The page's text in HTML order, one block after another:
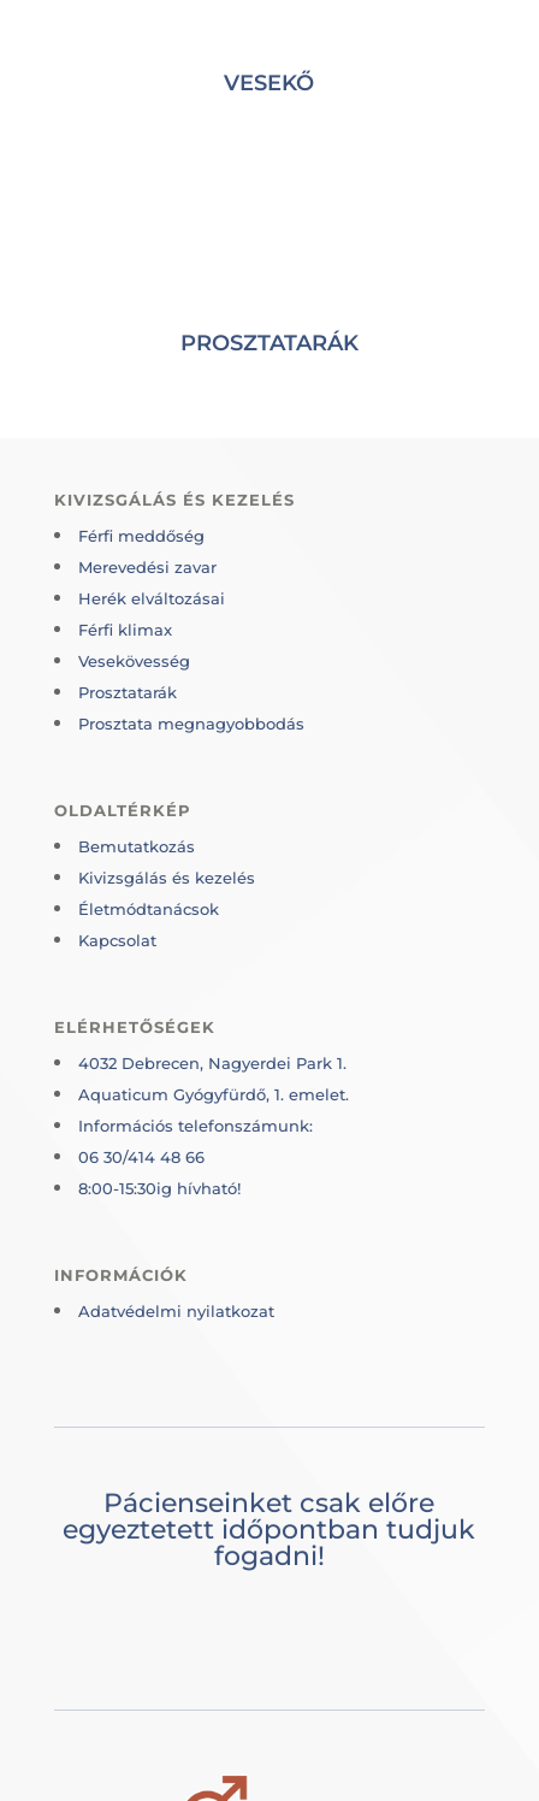
VESEKŐ
PROSZTATARÁK
KIVIZSGÁLÁS ÉS KEZELÉS
Férfi meddőség
Merevedési zavar
Herék elváltozásai
Férfi klimax
Vesekövesség
Prosztatarák
Prosztata megnagyobbodás
OLDALTÉRKÉP
Bemutatkozás
Kivizsgálás és kezelés
Életmódtanácsok
Kapcsolat
ELÉRHETŐSÉGEK
4032 Debrecen, Nagyerdei Park 1.
Aquaticum Gyógyfürdő, 1. emelet.
Információs telefonszámunk:
06 30/414 48 66
8:00-15:30ig hívható!
INFORMÁCIÓK
Adatvédelmi nyilatkozat
Pácienseinket csak előre
egyeztetett időpontban tudjuk
fogadni!